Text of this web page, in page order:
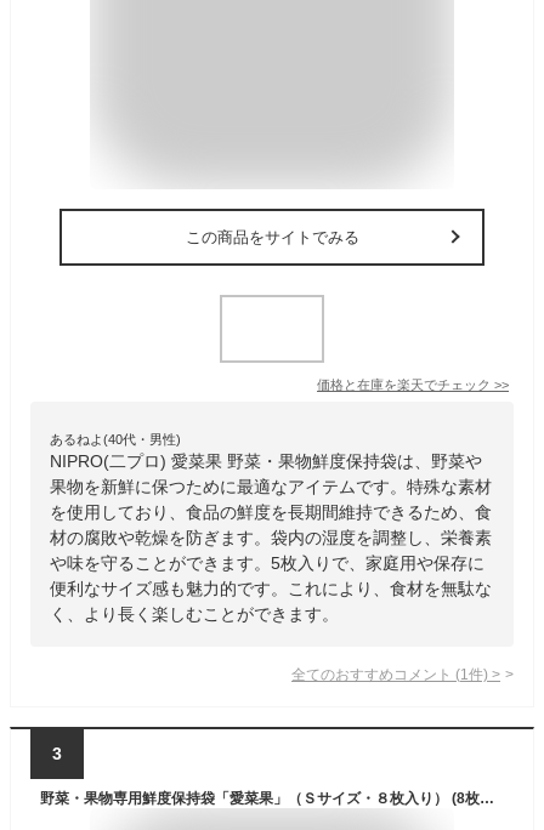
この商品をサイトでみる
価格と在庫を楽天でチェック >>
あるねよ(40代・男性)
NIPRO(二プロ) 愛菜果 野菜・果物鮮度保持袋は、野菜や
果物を新鮮に保つために最適なアイテムです。特殊な素材
を使用しており、食品の鮮度を長期間維持できるため、食
材の腐敗や乾燥を防ぎます。袋内の湿度を調整し、栄養素
や味を守ることができます。5枚入りで、家庭用や保存に
便利なサイズ感も魅力的です。これにより、食材を無駄な
く、より長く楽しむことができます。
全てのおすすめコメント (1 件) >
3
野菜・果物専用鮮度保持袋「愛菜果」（Ｓサイズ・８枚入り） (8枚入×5袋)